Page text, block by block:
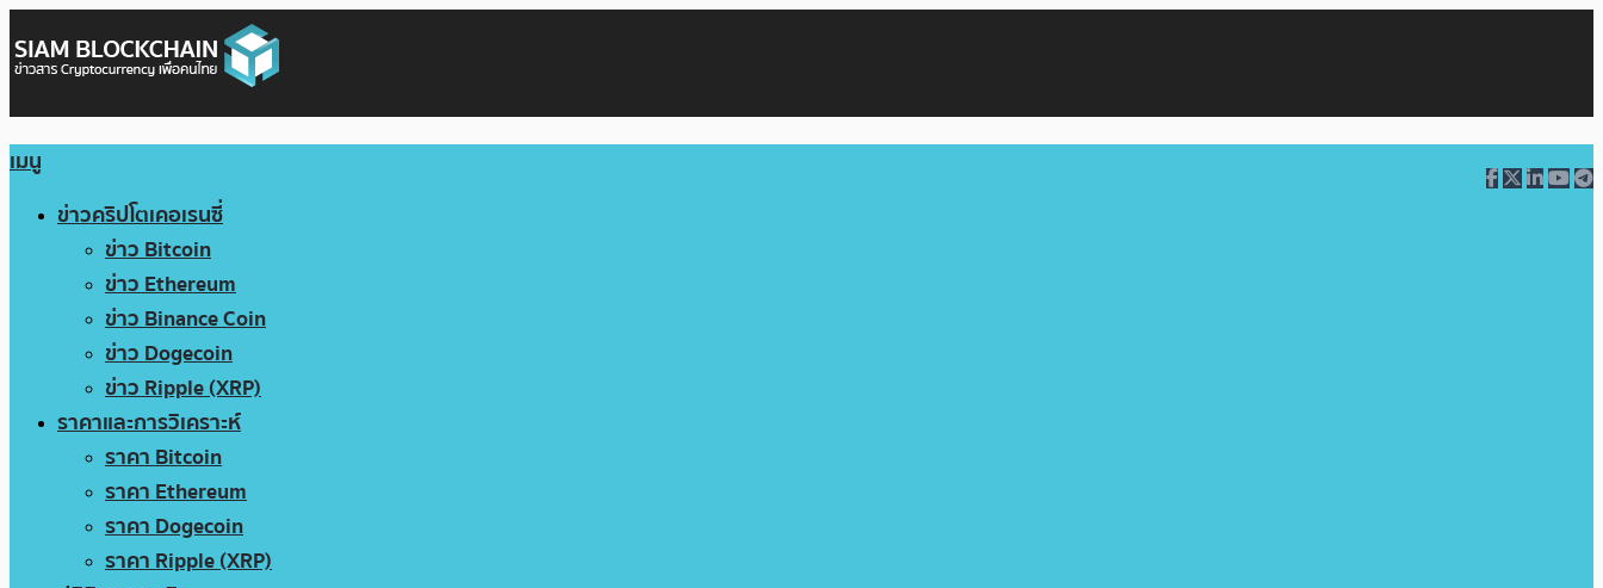
เมนู
ข่าวคริปโตเคอเรนซี่
ข่าว Bitcoin
ข่าว Ethereum
ข่าว Binance Coin
ข่าว Dogecoin
ข่าว Ripple (XRP)
ราคาและการวิเคราะห์
ราคา Bitcoin
ราคา Ethereum
ราคา Dogecoin
ราคา Ripple (XRP)